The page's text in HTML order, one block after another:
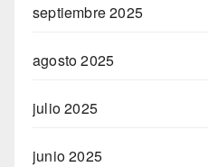
septiembre 2025
agosto 2025
julio 2025
junio 2025